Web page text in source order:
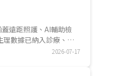
遠距照護、AI輔助檢
數據已納入診療、長
料量測、平台串接與後
2026-07-17